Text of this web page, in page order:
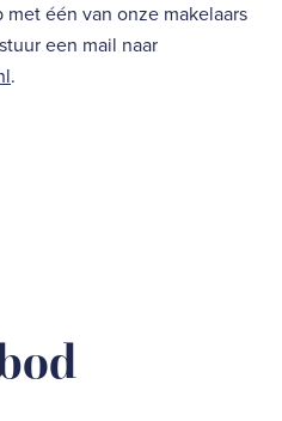
één van onze makelaars
een mail naar
.